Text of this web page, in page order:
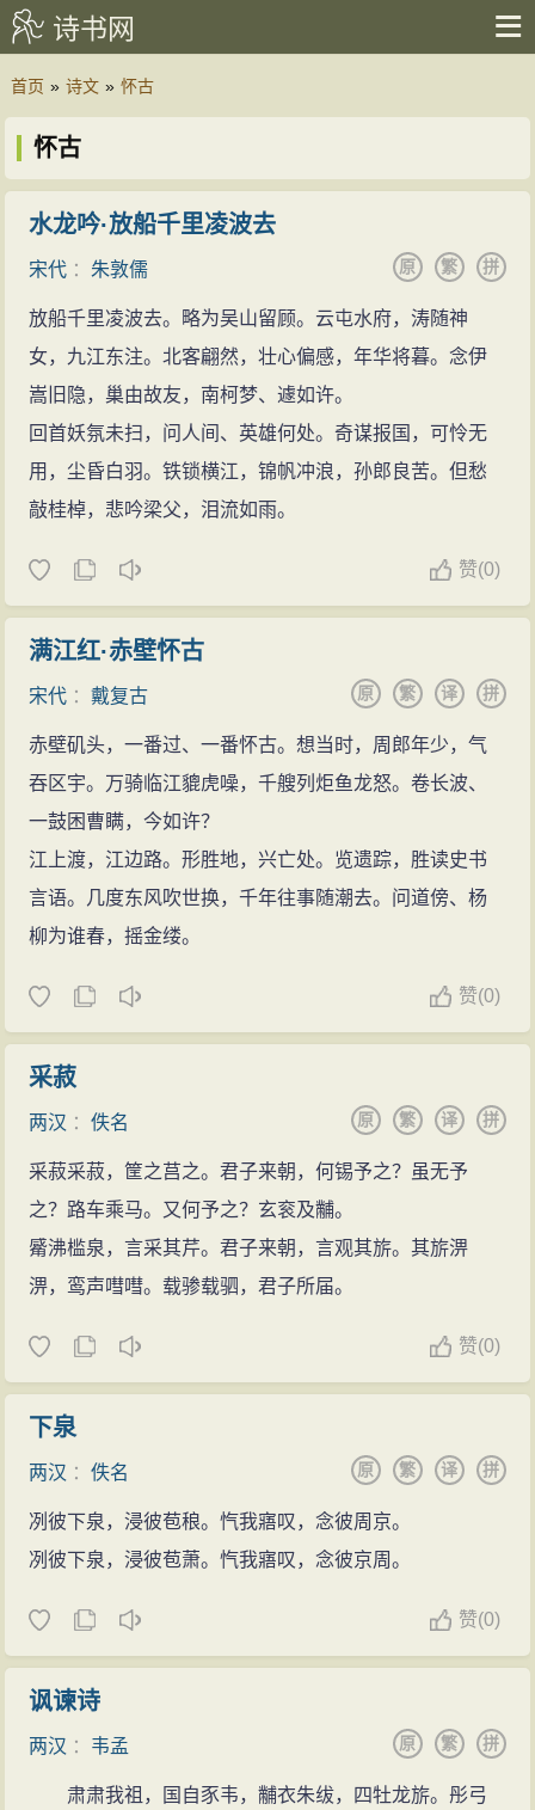
诗书网
首页 » 诗文 » 怀古
怀古
水龙吟·放船千里凌波去
宋代 ： 朱敦儒 拼
繁
原
放船千里凌波去。略为吴山留顾。云屯水府，涛随神
女，九江东注。北客翩然，壮心偏感，年华将暮。念伊
嵩旧隐，巢由故友，南柯梦、遽如许。
回首妖氛未扫，问人间、英雄何处。奇谋报国，可怜无
用，尘昏白羽。铁锁横江，锦帆冲浪，孙郎良苦。但愁
敲桂棹，悲吟梁父，泪流如雨。
赞(0)
满江红·赤壁怀古
宋代 ：戴复古 拼
译
繁
原
赤壁矶头，一番过、一番怀古。想当时，周郎年少，气
吞区宇。万骑临江貔虎噪，千艘列炬鱼龙怒。卷长波、
一鼓困曹瞒，今如许？
江上渡，江边路。形胜地，兴亡处。览遗踪，胜读史书
言语。几度东风吹世换，千年往事随潮去。问道傍、杨
柳为谁春，摇金缕。
赞(0)
采菽
两汉 ：佚名 拼
译
繁
原
采菽采菽，筐之莒之。君子来朝，何锡予之？虽无予
之？路车乘马。又何予之？玄衮及黼。
觱沸槛泉，言采其芹。君子来朝，言观其旂。其旂淠
淠，鸾声嘒嘒。载骖载驷，君子所届。
赞(0)
下泉
两汉 ：佚名 拼
译
繁
原
冽彼下泉，浸彼苞稂。忾我寤叹，念彼周京。
冽彼下泉，浸彼苞萧。忾我寤叹，念彼京周。
赞(0)
讽谏诗
两汉 ： 韦孟 拼
繁
原
肃肃我祖，国自豕韦，黼衣朱绂，四牡龙旂。彤弓